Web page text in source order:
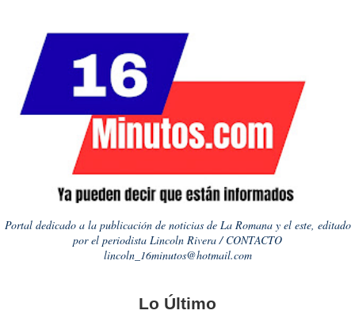
Portal dedicado a la publicación de noticias de La Romana y el este, editado
por el periodista Lincoln Rivera / CONTACTO
lincoln_16minutos@hotmail.com
Lo Último